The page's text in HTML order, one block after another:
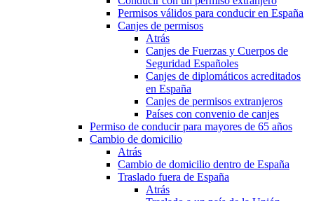
Permisos válidos para conducir en España
Canjes de permisos
Atrás
Canjes de Fuerzas y Cuerpos de
Seguridad Españoles
Canjes de diplomáticos acreditados
en España
Canjes de permisos extranjeros
Países con convenio de canjes
Permiso de conducir para mayores de 65 años
Cambio de domicilio
Atrás
Cambio de domicilio dentro de España
Traslado fuera de España
Atrás